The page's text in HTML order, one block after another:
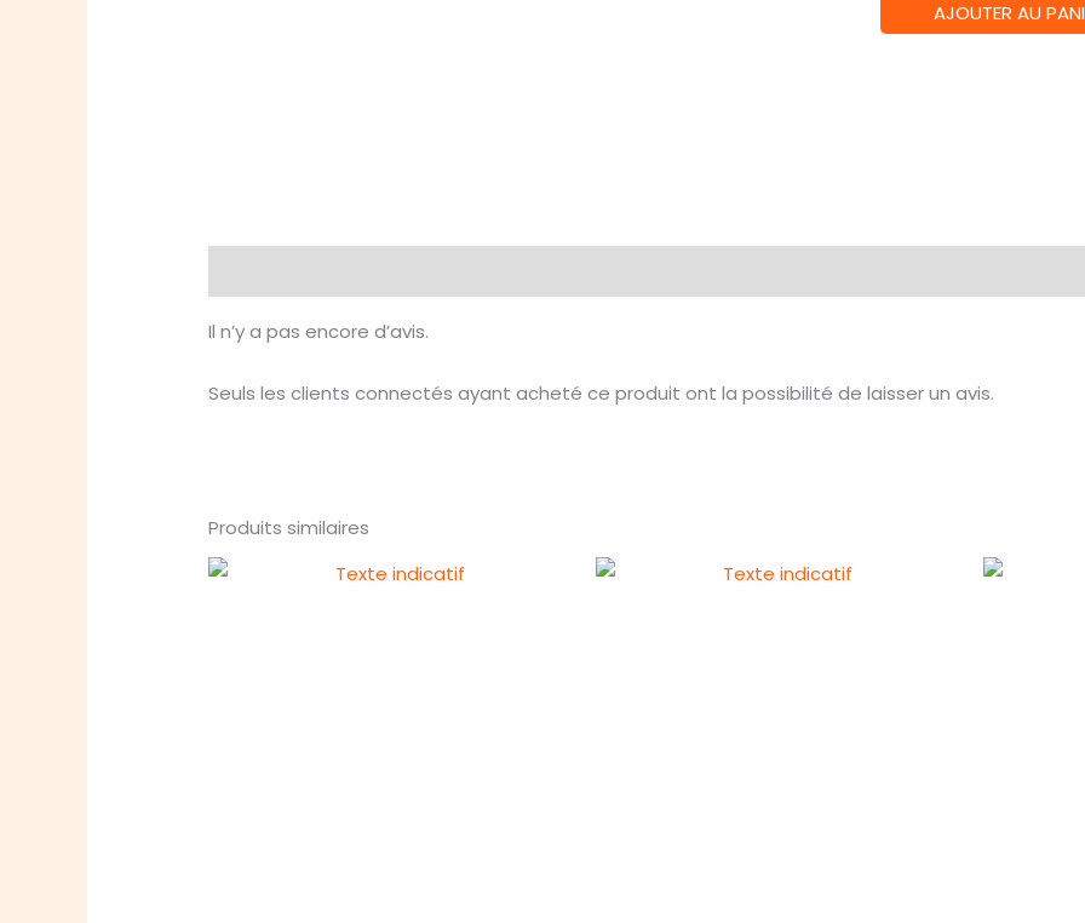
quantité
de
AJOUTER AU
Il n’y a pas encore d’avis.
Seuls les clients connectés ayant acheté ce produit ont la possibilité de laisser un avis.
Produits similaires